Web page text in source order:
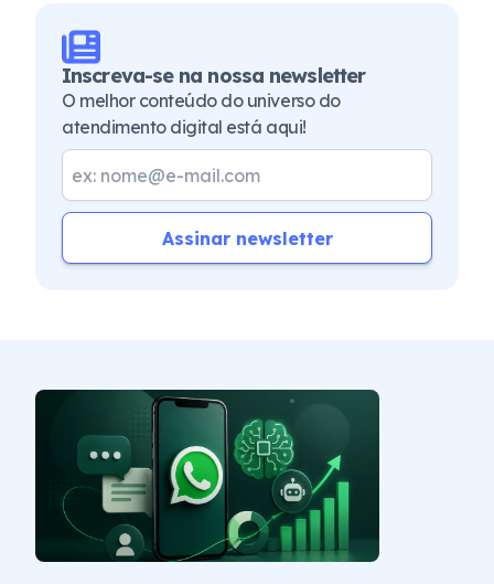
Inscreva-se na nossa newsletter
O melhor conteúdo do universo do
atendimento digital está aqui!
Assinar newsletter